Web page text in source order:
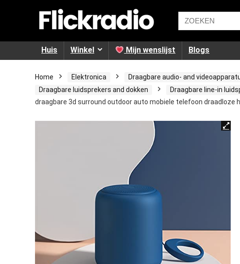
Huis Winkel Mijn wenslijst Blogs
Home Elektronica Draagbare audio- and
Draagbare luidsprekers and dokken
Draagbare line-in
draagbare 3d surround outdoor auto mobiele telefoon draadloze